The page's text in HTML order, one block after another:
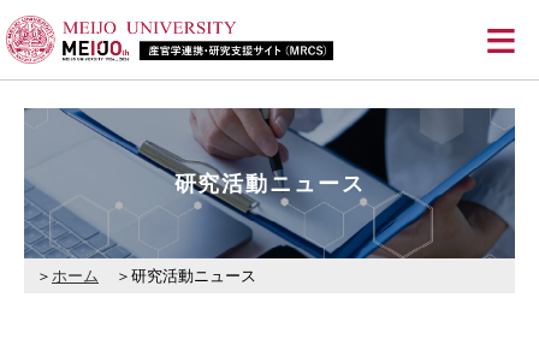
≡
研究活動ニュース
ホーム 研究活動ニュース